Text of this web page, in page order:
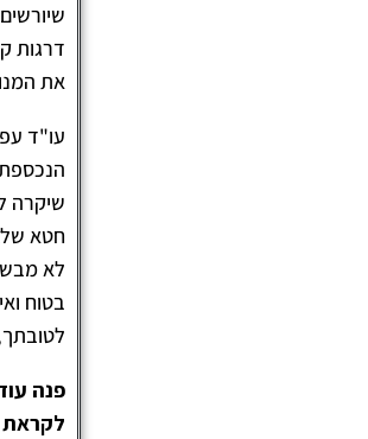
דרגות
את
עו"ד
שיקרה
חטא
לא
בטוח
פנה